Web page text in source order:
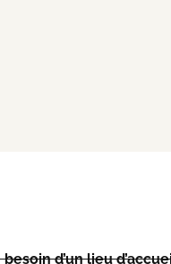
besoin d’un lieu